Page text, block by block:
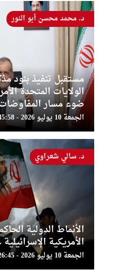
مستقبل تنفيذ بنود
الولايات المتحدة
ضوء مسار
الجمعة 10 يوليو 2026 - 14:45:58
د. محمد محسن أبو النور
الأنماط الدولية
الأمريكية
الجمعة 10 يوليو 2026 - 14:26:45
د. سالي شعراوي